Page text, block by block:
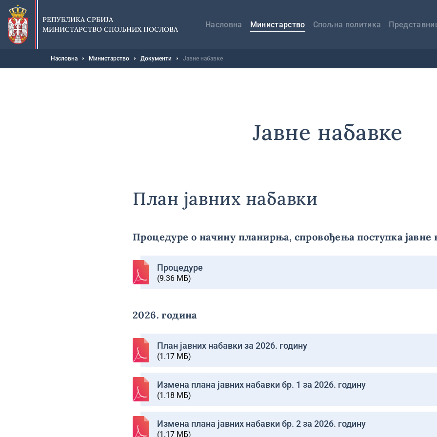
Прескочи
главни
део
садржаја
РЕПУБЛИКА СРБИЈА
МИНИСТАРСТВО СПОЉНИХ ПОСЛОВА
навигација
Насловна Министарство Спољна политика
Мрвице
Насловна Министарство Документи Јавне набавке
Јавне набавке
План јавних набавки
Процедуре о начину планирња, спровођења поступка јавне
Процедуре
(9.36 МБ)
2026. година
План јавних набавки за 2026. годину
(1.17 МБ)
Изменa плана јавних набавки бр. 1 за 2026. годину
(1.18 МБ)
Изменa плана јавних набавки бр. 2 за 2026. годину
(1.17 МБ)